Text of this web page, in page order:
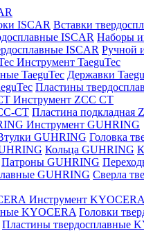
ISCAR Вставки
ISCAR Наборы
ISCAR Ручной
Инструмент TaeguTec
TaeguTec Державки
Пластины
Инструмент ZCС CT
CT Пластина подкладная
Инструмент GUHRING
GUHRING Головка
Кольца GUHRING
Патроны GUHRING
GUHRING Сверла
Инструмент
KYOCERA Головки
Пластины твердосплавные